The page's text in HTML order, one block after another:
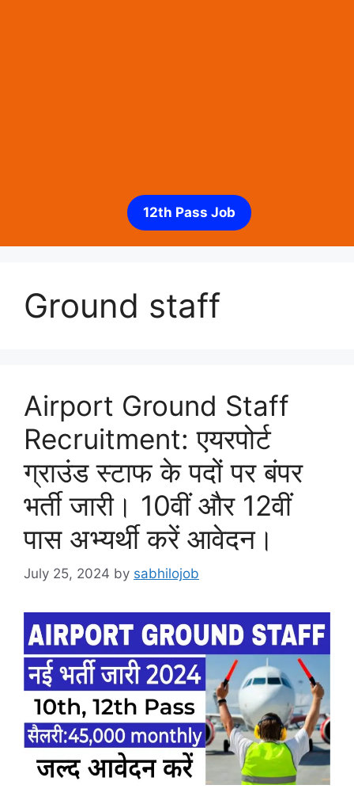
12th Pass Job
Ground staff
Airport Ground Staff
Recruitment: एयरपोर्ट
ग्राउंड स्टाफ के पदों पर बंपर
भर्ती जारी। 10वीं और 12वीं
पास अभ्यर्थी करें आवेदन।
July 25, 2024 by sabhilojob